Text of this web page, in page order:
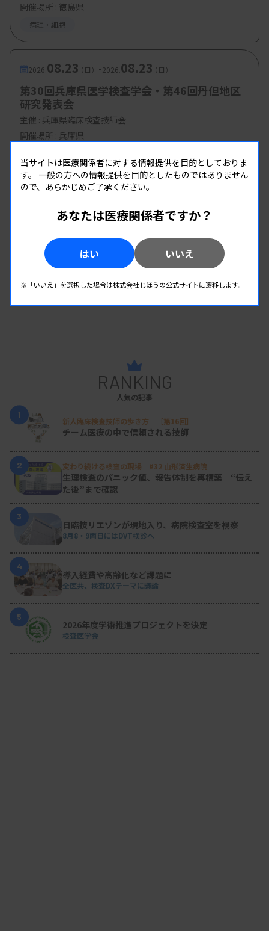
・演題6：病理画像における医療機器の進歩と未来
病理フルデジタル化実現と実運用例
江島洋先生（ライカ マイクロシステムズ株
式会社 ライカバイオシステムズ事業本部
navify Digital Pathologyから広がる病理
AIの世界
武田陽平先生（ロシュ・ダイアグノスティ
NanoZoomer MDシリーズの進化と今後
の展望
小倉隆先生（浜松ホトニクス株式会社 画像
【参加費・定員など】
・参加費：会員・賛助会員 3000円、 非賛助会
・対 象：日本臨床衛生検査技師会会員
開催場所 : 徳島県
病理・細胞
2026. 08.23（日） -2026. 08.23（日）
第30回兵庫県医学検査学会・第46回丹但地区
研究発表会
主催 : 兵庫県臨床検査技師会
開催場所 : 兵庫県
RANKING
人気の記事
1
新人臨床検査技師の歩き方 ［第16回］
チーム医療の中で信頼される技師
2 変わり続ける検査の現場 #32 山形済生病院
生理検査のパニック値、報告体制を再構築 “伝え
た後”まで確認
3
日臨技リエゾンが現地入り、病院検査室を視察
8月8・9両日にはDVT検診へ
4
導入経費や高齢化など課題に
全医共、検査DXテーマに議論
5
2026年度学術推進プロジェクトを決定
検査医学会
当サイトは医療関係者に対する情報提供を目的としておりま
す。 一般の方への情報提供を目的としたものではありません
ので、あらかじめご了承ください。
あなたは医療関係者ですか？
はい いいえ
※「いいえ」を選択した場合は株式会社じほうの公式サイトに遷移します。